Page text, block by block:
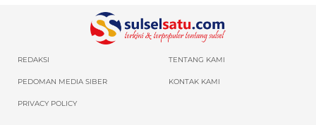
REDAKSI TENTANG KAMI
PEDOMAN MEDIA SIBER KONTAK KAMI
PRIVACY POLICY